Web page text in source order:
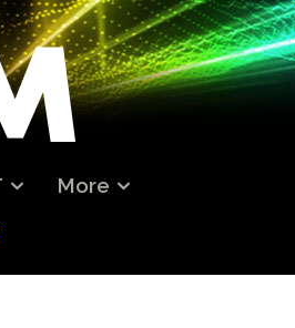
More